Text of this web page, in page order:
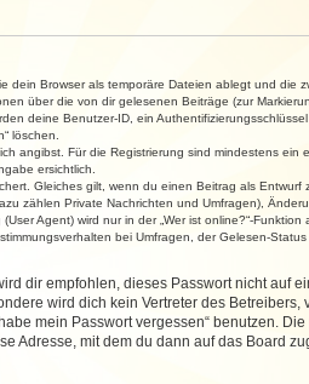
Browser als temporäre Dateien ablegt und die
über die von dir gelesenen Beiträge (zur
deine Benutzer-ID, ein
löschen.
angibst. Für die Registrierung sind mindestens
ersichtlich.
Gleiches gilt, wenn du einen Beitrag als
zählen Private Nachrichten und Umfragen),
Agent) wird nur in der „Wer ist online?“-
bei Umfragen, der Gelesen-
dir empfohlen, dieses Passwort nicht auf
wird dich kein Vertreter des
mein Passwort vergessen“ benutzen.
Adresse, mit dem du dann auf das Board